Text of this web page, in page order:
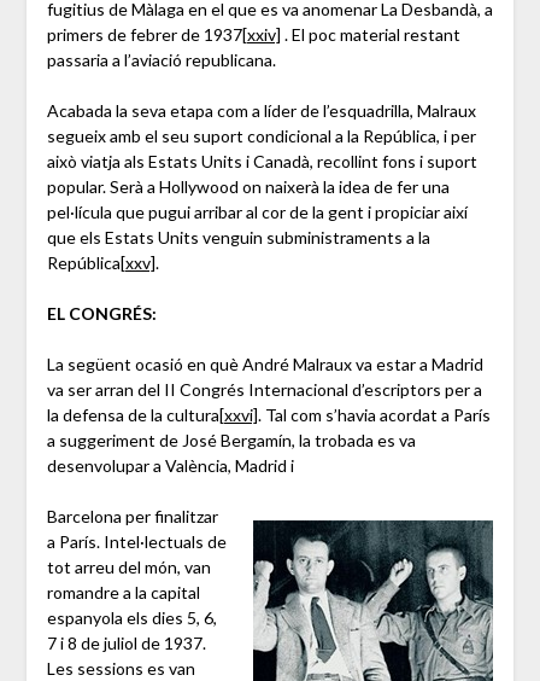
fugitius de Màlaga en el que es va anomenar La Desbandà, a
primers de febrer de 1937[xxiv] . El poc material restant
passaria a l’aviació republicana.
Acabada la seva etapa com a líder de l’esquadrilla, Malraux
segueix amb el seu suport condicional a la República, i per
això viatja als Estats Units i Canadà, recollint fons i suport
popular. Serà a Hollywood on naixerà la idea de fer una
pel·lícula que pugui arribar al cor de la gent i propiciar així
que els Estats Units venguin subministraments a la
República[xxv].
EL CONGRÉS:
La següent ocasió en què André Malraux va estar a Madrid
va ser arran del II Congrés Internacional d’escriptors per a
la defensa de la cultura[xxvi]. Tal com s’havia acordat a París
a suggeriment de José Bergamín, la trobada es va
desenvolupar a València, Madrid i
Barcelona per finalitzar
a París. Intel·lectuals de
tot arreu del món, van
romandre a la capital
espanyola els dies 5, 6,
7 i 8 de juliol de 1937.
Les sessions es van